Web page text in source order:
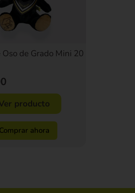
Oso de Grado Mini 20
producto
Comprar ahora